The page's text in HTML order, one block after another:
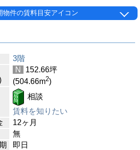
物件の賃料目安アイコン
3階
N 152.66坪
(504.66m2)
相談
賃料を知りたい
12ヶ月
無
即日